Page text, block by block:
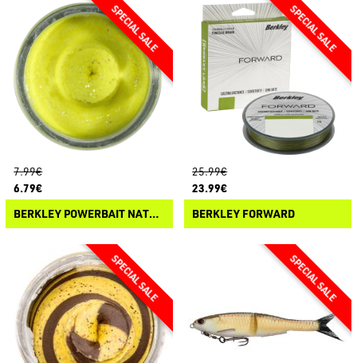
7.99€
6.79€
BERKLEY POWERBAIT NATURAL GLITTER TROUT DOUGH
25.99€
23.99€
BERKLEY FORWARD